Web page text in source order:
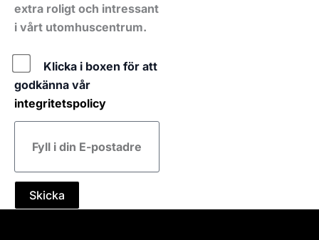
extra roligt och intressant
i vårt utomhuscentrum.
Klicka i boxen för att
godkänna vår
integritetspolicy
E-
post
Skicka